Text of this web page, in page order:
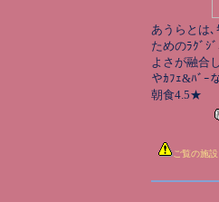
あうらとは
ためのﾗｸﾞｼ
よさが融合
やｶﾌｪ&ﾊﾞｰ
朝食4.5★
ご覧の施